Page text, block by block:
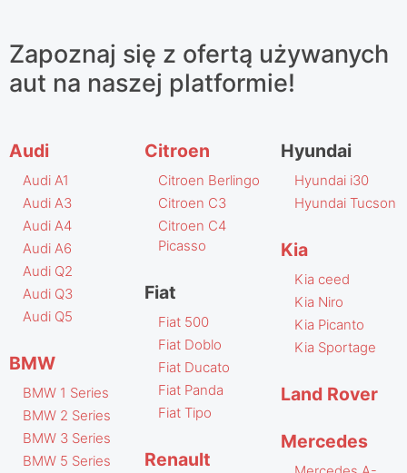
Zapoznaj się z ofertą używanych
aut na naszej platformie!
Audi
Audi A1
Audi A3
Audi A4
Audi A6
Audi Q2
Audi Q3
Audi Q5
BMW
BMW 1 Series
BMW 2 Series
BMW 3 Series
BMW 5 Series
Citroen
Citroen Berlingo
Citroen C3
Citroen C4
Picasso
Fiat
Fiat 500
Fiat Doblo
Fiat Ducato
Fiat Panda
Fiat Tipo
Renault
Hyundai
Hyundai i30
Hyundai Tucson
Kia
Kia ceed
Kia Niro
Kia Picanto
Kia Sportage
Land Rover
Mercedes